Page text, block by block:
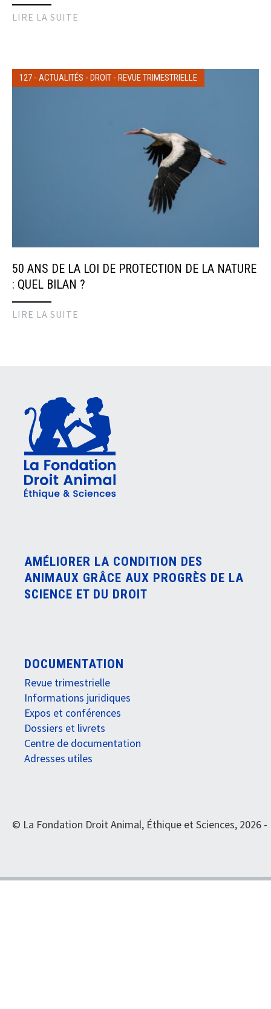
LIRE LA SUITE
127 - ACTUALITÉS - DROIT - REVUE TRIMESTRIELLE
50 ANS DE LA LOI DE PROTECTION DE LA NATURE
: QUEL BILAN ?
LIRE LA SUITE
AMÉLIORER LA CONDITION DES
ANIMAUX GRÂCE AUX PROGRÈS DE LA
SCIENCE ET DU DROIT
DOCUMENTATION
Revue trimestrielle
Informations juridiques
Expos et conférences
Dossiers et livrets
Centre de documentation
Adresses utiles
© La Fondation Droit Animal, Éthique et Sciences, 2026 -